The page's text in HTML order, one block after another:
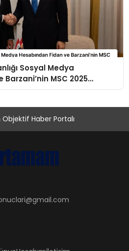
Sosyal Medya
MSC 2025
Haber Portalı